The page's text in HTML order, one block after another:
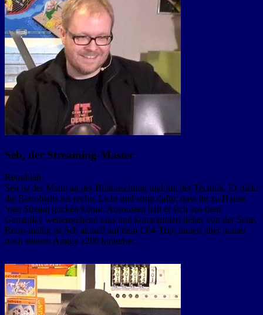
Seb, der Streaming-Master
Retroblah
Seb ist der Mann an der Bildmischung und mit der Technik. Er rückt
die Retroblahs ins rechte Licht und sorgt dafür, dass ihr zu Hause
‘nen Stream gucken könnt. Ansonsten hält er sich aus dem
Gameplay weitestgehend raus und kommentiert lieber von der Seite.
Retro-mäßig ist Seb aktuell auf dem C64-Trip, trauert aber immer
noch seinem Amiga 1200 hinterher…